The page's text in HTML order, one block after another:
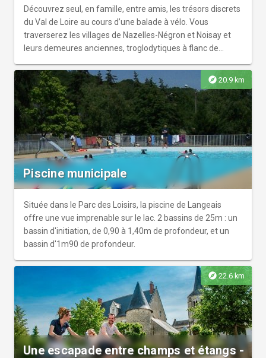
Découvrez seul, en famille, entre amis, les trésors discrets
du Val de Loire au cours d’une balade à vélo. Vous
traverserez les villages de Nazelles-Négron et Noisay et
leurs demeures anciennes, troglodytiques à flanc de
au cœur des vignes.
explore 20.9 km
Piscine municipale
Située dans le Parc des Loisirs, la piscine de Langeais
offre une vue imprenable sur le lac. 2 bassins de 25m : un
bassin d'initiation, de 0,90 à 1,40m de profondeur, et un
bassin d'1m90 de profondeur.
explore 22.6 km
Une escapade entre champs et étangs -